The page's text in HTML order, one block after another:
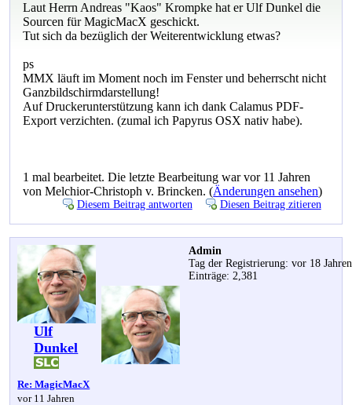
Laut Herrn Andreas "Kaos" Krompke hat er Ulf Dunkel die
Sourcen für MagicMacX geschickt.
Tut sich da bezüglich der Weiterentwicklung etwas?
ps
MMX läuft im Moment noch im Fenster und beherrscht nicht
Ganzbildschirmdarstellung!
Auf Druckerunterstützung kann ich dank Calamus PDF-
Export verzichten. (zumal ich Papyrus OSX nativ habe).
1 mal bearbeitet. Die letzte Bearbeitung war vor 11 Jahren
von Melchior-Christoph v. Brincken. (Änderungen ansehen)
Diesem Beitrag antworten Diesen Beitrag zitieren
Ulf
Dunkel
Re: MagicMacX
vor 11 Jahren
Admin
Tag der Registrierung: vor 18 Jahren
Einträge: 2,381